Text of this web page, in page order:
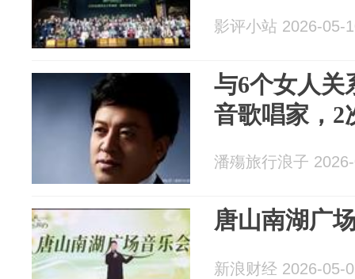
影评小站 2026-05-
与6个女人关
音歌唱家，2
潘殤旅行浪子
唐山南湖广
新浪财经 2026-05-